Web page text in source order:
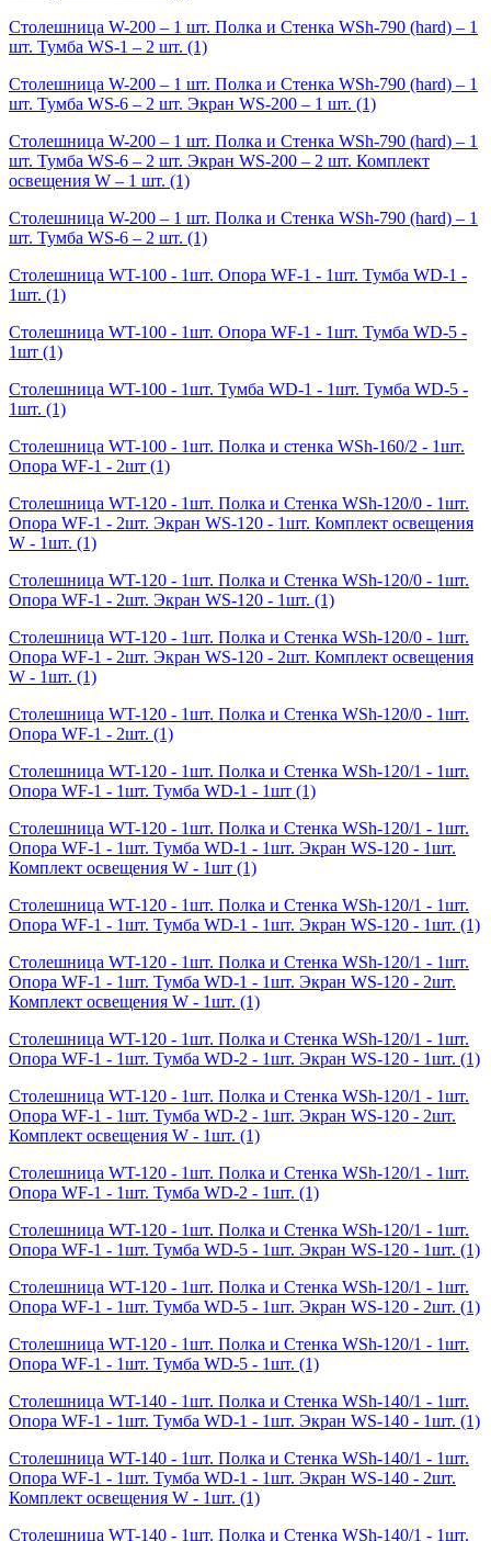
Столешница W-200 – 1 шт. Полка и Стенка WSh-790 (hard) – 1
шт. Тумба WS-1 – 2 шт. (1)
Столешница W-200 – 1 шт. Полка и Стенка WSh-790 (hard) – 1
шт. Тумба WS-6 – 2 шт. Экран WS-200 – 1 шт. (1)
Столешница W-200 – 1 шт. Полка и Стенка WSh-790 (hard) – 1
шт. Тумба WS-6 – 2 шт. Экран WS-200 – 2 шт. Комплект
освещения W – 1 шт. (1)
Столешница W-200 – 1 шт. Полка и Стенка WSh-790 (hard) – 1
шт. Тумба WS-6 – 2 шт. (1)
Столешница WT-100 - 1шт. Опора WF-1 - 1шт. Тумба WD-1 -
1шт. (1)
Столешница WT-100 - 1шт. Опора WF-1 - 1шт. Тумба WD-5 -
1шт (1)
Столешница WT-100 - 1шт. Тумба WD-1 - 1шт. Тумба WD-5 -
1шт. (1)
Столешница WT-100 - 1шт. Полка и стенка WSh-160/2 - 1шт.
Опора WF-1 - 2шт (1)
Столешница WT-120 - 1шт. Полка и Стенка WSh-120/0 - 1шт.
Опора WF-1 - 2шт. Экран WS-120 - 1шт. Комплект освещения
W - 1шт. (1)
Столешница WT-120 - 1шт. Полка и Стенка WSh-120/0 - 1шт.
Опора WF-1 - 2шт. Экран WS-120 - 1шт. (1)
Столешница WT-120 - 1шт. Полка и Стенка WSh-120/0 - 1шт.
Опора WF-1 - 2шт. Экран WS-120 - 2шт. Комплект освещения
W - 1шт. (1)
Столешница WT-120 - 1шт. Полка и Стенка WSh-120/0 - 1шт.
Опора WF-1 - 2шт. (1)
Столешница WT-120 - 1шт. Полка и Стенка WSh-120/1 - 1шт.
Опора WF-1 - 1шт. Тумба WD-1 - 1шт (1)
Столешница WT-120 - 1шт. Полка и Стенка WSh-120/1 - 1шт.
Опора WF-1 - 1шт. Тумба WD-1 - 1шт. Экран WS-120 - 1шт.
Комплект освещения W - 1шт (1)
Столешница WT-120 - 1шт. Полка и Стенка WSh-120/1 - 1шт.
Опора WF-1 - 1шт. Тумба WD-1 - 1шт. Экран WS-120 - 1шт. (1)
Столешница WT-120 - 1шт. Полка и Стенка WSh-120/1 - 1шт.
Опора WF-1 - 1шт. Тумба WD-1 - 1шт. Экран WS-120 - 2шт.
Комплект освещения W - 1шт. (1)
Столешница WT-120 - 1шт. Полка и Стенка WSh-120/1 - 1шт.
Опора WF-1 - 1шт. Тумба WD-2 - 1шт. Экран WS-120 - 1шт. (1)
Столешница WT-120 - 1шт. Полка и Стенка WSh-120/1 - 1шт.
Опора WF-1 - 1шт. Тумба WD-2 - 1шт. Экран WS-120 - 2шт.
Комплект освещения W - 1шт. (1)
Столешница WT-120 - 1шт. Полка и Стенка WSh-120/1 - 1шт.
Опора WF-1 - 1шт. Тумба WD-2 - 1шт. (1)
Столешница WT-120 - 1шт. Полка и Стенка WSh-120/1 - 1шт.
Опора WF-1 - 1шт. Тумба WD-5 - 1шт. Экран WS-120 - 1шт. (1)
Столешница WT-120 - 1шт. Полка и Стенка WSh-120/1 - 1шт.
Опора WF-1 - 1шт. Тумба WD-5 - 1шт. Экран WS-120 - 2шт. (1)
Столешница WT-120 - 1шт. Полка и Стенка WSh-120/1 - 1шт.
Опора WF-1 - 1шт. Тумба WD-5 - 1шт. (1)
Столешница WT-140 - 1шт. Полка и Стенка WSh-140/1 - 1шт.
Опора WF-1 - 1шт. Тумба WD-1 - 1шт. Экран WS-140 - 1шт. (1)
Столешница WT-140 - 1шт. Полка и Стенка WSh-140/1 - 1шт.
Опора WF-1 - 1шт. Тумба WD-1 - 1шт. Экран WS-140 - 2шт.
Комплект освещения W - 1шт. (1)
Столешница WT-140 - 1шт. Полка и Стенка WSh-140/1 - 1шт.